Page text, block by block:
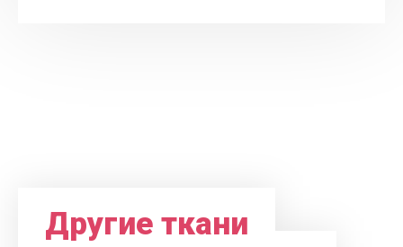
Другие ткани